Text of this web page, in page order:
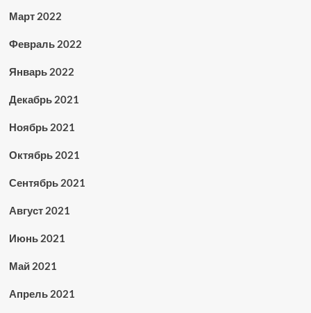
Март 2022
Февраль 2022
Январь 2022
Декабрь 2021
Ноябрь 2021
Октябрь 2021
Сентябрь 2021
Август 2021
Июнь 2021
Май 2021
Апрель 2021